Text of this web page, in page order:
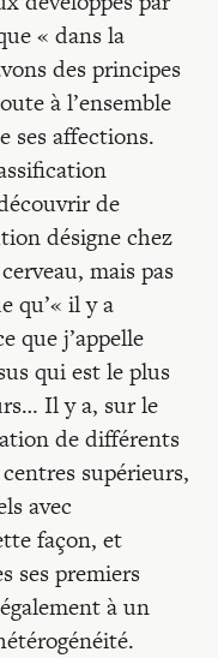
« dans la
des principes
à l’ensemble
ses affections.
de
désigne chez
mais pas
qu’« il y a
que j’appelle
qui est le plus
Il y a, sur le
de différents
supérieurs,
avec
façon, et
ses premiers
à un